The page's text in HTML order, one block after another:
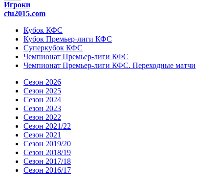
Игроки
cfu2015.com
Кубок КФС
Кубок Премьер-лиги КФС
Суперкубок КФС
Чемпионат Премьер-лиги КФС
Чемпионат Премьер-лиги КФС. Переходные матчи
Сезон 2026
Сезон 2025
Сезон 2024
Сезон 2023
Сезон 2022
Сезон 2021/22
Сезон 2021
Сезон 2019/20
Сезон 2018/19
Сезон 2017/18
Сезон 2016/17